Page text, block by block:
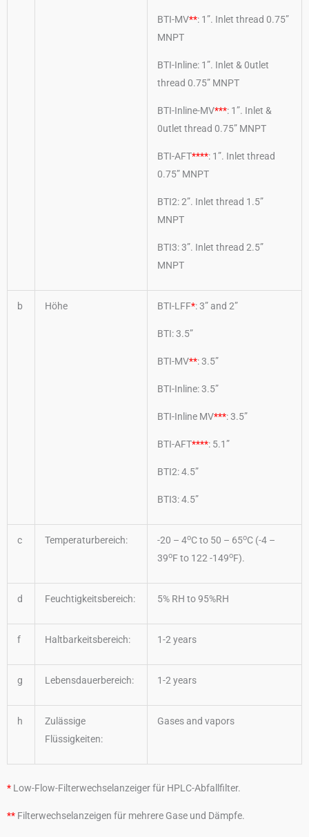
BTI-MV**: 1”. Inlet thread 0.75”
MNPT
BTI-Inline: 1”. Inlet & 0utlet
thread 0.75” MNPT
BTI-Inline-MV***: 1”. Inlet &
0utlet thread 0.75” MNPT
BTI-AFT****: 1”. Inlet thread
0.75” MNPT
BTI2: 2”. Inlet thread 1.5”
MNPT
BTI3: 3”. Inlet thread 2.5”
MNPT
b Höhe BTI-LFF*: 3” and 2”
BTI: 3.5”
BTI-MV**: 3.5”
BTI-Inline: 3.5”
BTI-Inline MV***: 3.5”
BTI-AFT****: 5.1”
BTI2: 4.5”
BTI3: 4.5”
c Temperaturbereich: -20 – 4oC to 50 – 65oC (-4 –
39oF to 122 -149oF).
d Feuchtigkeitsbereich: 5% RH to 95%RH
f Haltbarkeitsbereich: 1-2 years
g Lebensdauerbereich: 1-2 years
h
Zulässige
Flüssigkeiten:
Gases and vapors
* Low-Flow-Filterwechselanzeiger für HPLC-Abfallfilter.
** Filterwechselanzeigen für mehrere Gase und Dämpfe.